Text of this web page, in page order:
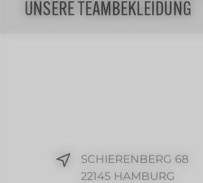
UNSERE TEAMBEKLEIDUNG
SCHIERENBERG 68
22145 HAMBURG